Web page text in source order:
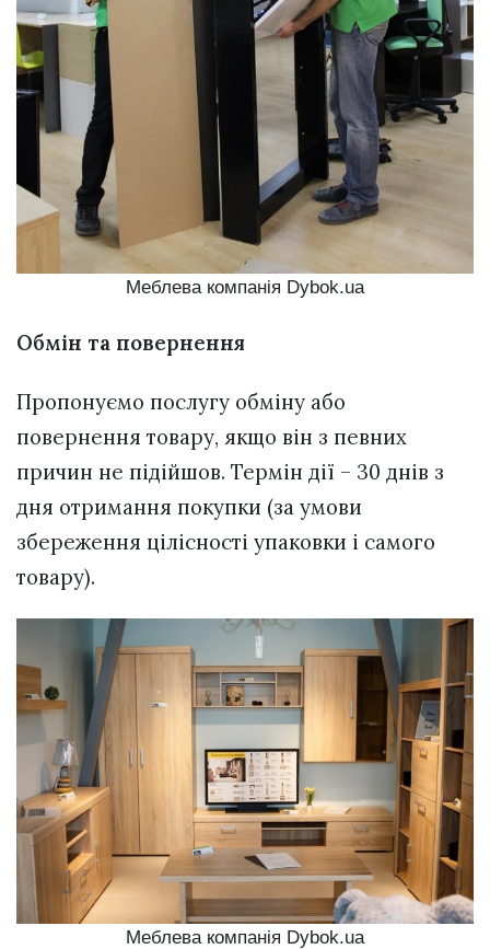
Меблева компанія Dybok.ua
Обмін та повернення
Пропонуємо послугу обміну або
повернення товару, якщо він з певних
причин не підійшов. Термін дії – 30 днів з
дня отримання покупки (за умови
збереження цілісності упаковки і самого
товару).
Меблева компанія Dybok.ua